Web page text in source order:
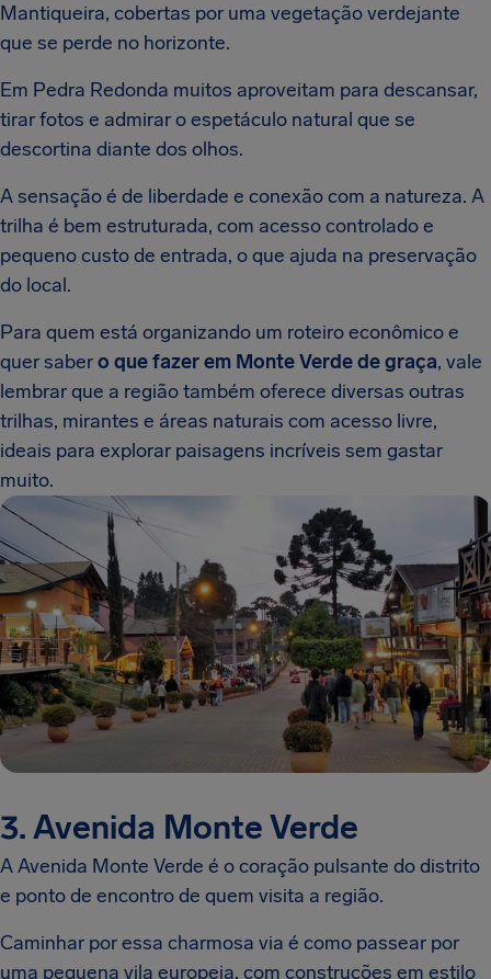
Mantiqueira, cobertas por uma vegetação verdejante
que se perde no horizonte.
Em Pedra Redonda muitos aproveitam para descansar,
tirar fotos e admirar o espetáculo natural que se
descortina diante dos olhos.
A sensação é de liberdade e conexão com a natureza. A
trilha é bem estruturada, com acesso controlado e
pequeno custo de entrada, o que ajuda na preservação
do local.
Para quem está organizando um roteiro econômico e
quer sabero que fazer em Monte Verde de graça, vale
lembrar que a região também oferece diversas outras
trilhas, mirantes e áreas naturais com acesso livre,
ideais para explorar paisagens incríveis sem gastar
muito.
3. Avenida Monte Verde
A Avenida Monte Verde é o coração pulsante do distrito
e ponto de encontro de quem visita a região.
Caminhar por essa charmosa via é como passear por
uma pequena vila europeia, com construções em estilo